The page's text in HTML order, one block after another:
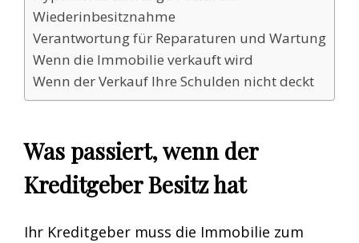
Wiederinbesitznahme
Verantwortung für Reparaturen und Wartung
Wenn die Immobilie verkauft wird
Wenn der Verkauf Ihre Schulden nicht deckt
Was passiert, wenn der
Kreditgeber Besitz hat
Ihr Kreditgeber muss die Immobilie zum